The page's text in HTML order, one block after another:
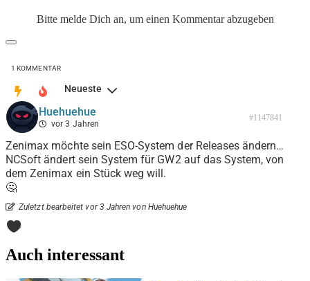
Bitte melde Dich an, um einen Kommentar abzugeben
1 KOMMENTAR
Neueste
Huehuehue
vor 3 Jahren
#1147841
Zenimax möchte sein ESO-System der Releases ändern…
NCSoft ändert sein System für GW2 auf das System, von
dem Zenimax ein Stück weg will.
🤔
Zuletzt bearbeitet vor 3 Jahren von Huehuehue
0
Auch interessant